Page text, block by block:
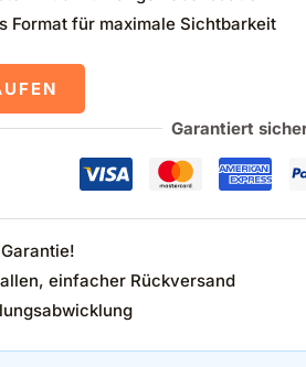
Format für maximale Sichtbarkeit
Garantiert
einfacher Rückversand